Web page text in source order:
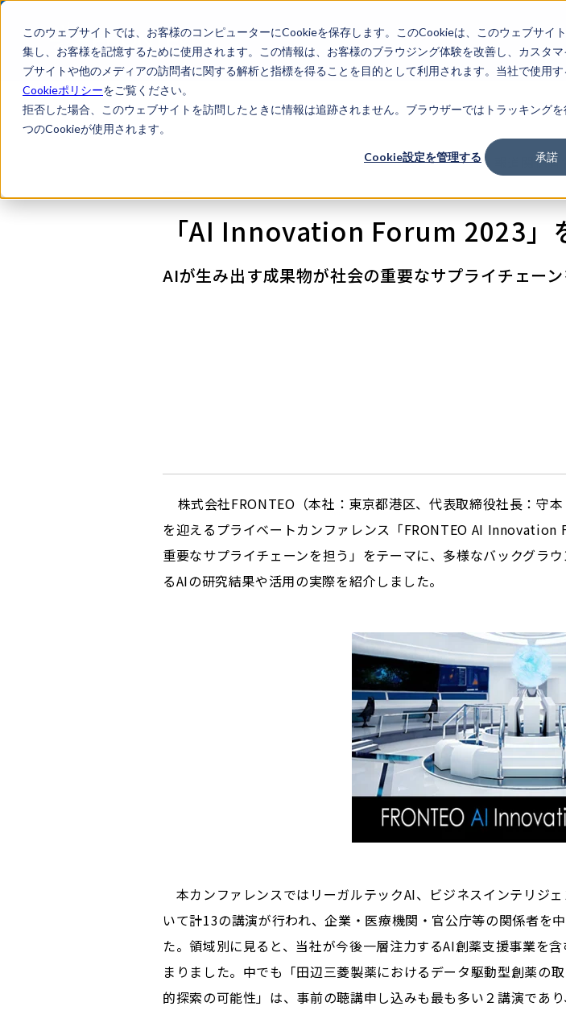
このウェブサイトでは、お客様のコンピューターにCookieを保存します。このCookieは、このウェブサイ
集し、お客様を記憶するために使用されます。この情報は、お客様のブラウジング体験を改善し、カスタ
ブサイトや他のメディアの訪問者に関する解析と指標を得ることを目的として利用されます。当社で使用す
Cookieポリシーをご覧ください。
拒否した場合、このウェブサイトを訪問したときに情報は追跡されません。ブラウザーではトラッキング
つのCookieが使用されます。
Cookie設定を管理する 承諾
- 報道関係者
「AI Innovation Forum 2023」
AIが生み出す成果物が社会の重要なサプライチェー
株式会社FRONTEO（本社：東京都港区、代表取締役社長：守
を迎えるプライベートカンファレンス「FRONTEO AI
重要なサプライチェーンを担う」をテーマに、多様なバックグラ
るAIの研究結果や活用の実際を紹介しました。
本カンファレンスではリーガルテックAI、ビジネスインテリジ
いて計13の講演が行われ、企業・医療機関・官公庁等の関係者を
た。領域別に見ると、当社が今後一層注力するAI創薬支援事業を
まりました。中でも「田辺三菱製薬におけるデータ駆動型創薬の
的探索の可能性」は、事前の聴講申し込みも最も多い２講演であ